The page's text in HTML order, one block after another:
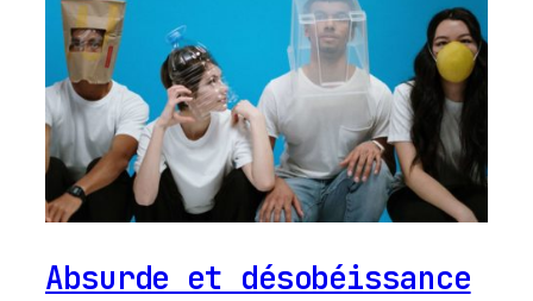
Absurde et désobéissance